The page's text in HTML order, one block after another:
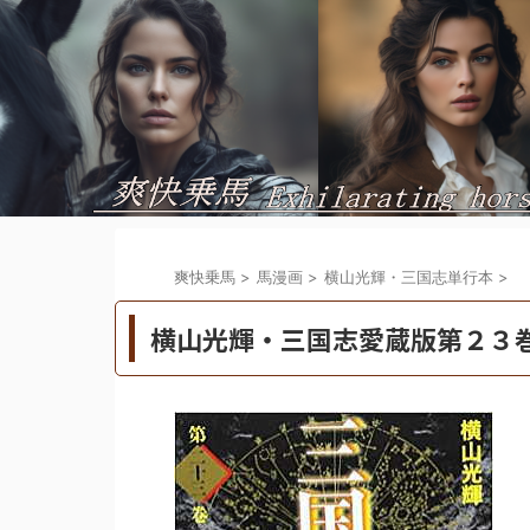
爽快乗馬 > 馬漫画 > 横山光輝・三国志単行本 >
横山光輝・三国志愛蔵版第２３